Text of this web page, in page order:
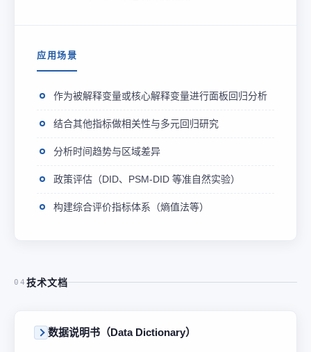
应用场景
作为被解释变量或核心解释变量进行面板回归分析
结合其他指标做相关性与多元回归研究
分析时间趋势与区域差异
政策评估（DID、PSM-DID 等准自然实验）
构建综合评价指标体系（熵值法等）
04 技术文档
数据说明书（Data Dictionary）